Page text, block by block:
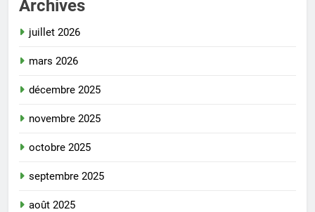
Archives
juillet 2026
mars 2026
décembre 2025
novembre 2025
octobre 2025
septembre 2025
août 2025